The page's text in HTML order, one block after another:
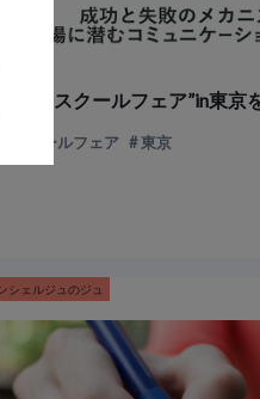
スクールフェア 東京
シェルジュのジュ